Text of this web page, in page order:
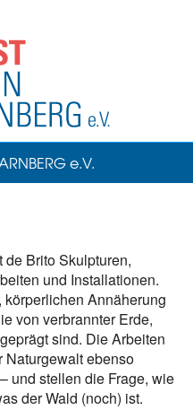
e.V.
de Brito Skulpturen,
und Installationen.
Annäherung
von verbrannter Erde,
sind. Die Arbeiten
Naturgewalt ebenso
und stellen die Frage, wie
der Wald (noch) ist.